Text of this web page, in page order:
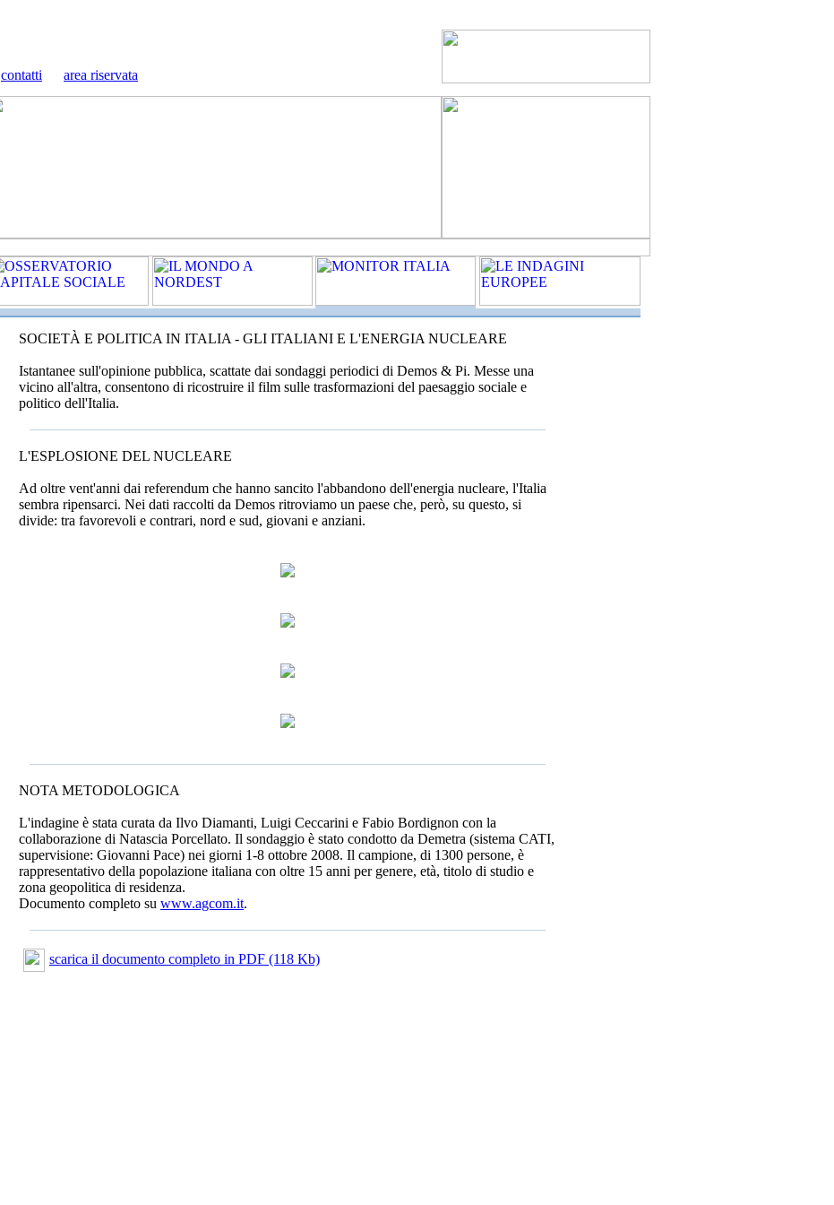
contatti area riservata
SOCIETÀ E POLITICA IN ITALIA - GLI ITALIANI E L'ENERGIA NUCLEARE
Istantanee sull'opinione pubblica, scattate dai sondaggi periodici di Demos & Pi. Messe una
vicino all'altra, consentono di ricostruire il film sulle trasformazioni del paesaggio sociale e
politico dell'Italia.
L'ESPLOSIONE DEL NUCLEARE
Ad oltre vent'anni dai referendum che hanno sancito l'abbandono dell'energia nucleare, l'Italia
sembra ripensarci. Nei dati raccolti da Demos ritroviamo un paese che, però, su questo, si
divide: tra favorevoli e contrari, nord e sud, giovani e anziani.
NOTA METODOLOGICA
L'indagine è stata curata da Ilvo Diamanti, Luigi Ceccarini e Fabio Bordignon con la
collaborazione di Natascia Porcellato. Il sondaggio è stato condotto da Demetra (sistema CATI,
supervisione: Giovanni Pace) nei giorni 1-8 ottobre 2008. Il campione, di 1300 persone, è
rappresentativo della popolazione italiana con oltre 15 anni per genere, età, titolo di studio e
zona geopolitica di residenza.
Documento completo su www.agcom.it.
scarica il documento completo in PDF (118 Kb)